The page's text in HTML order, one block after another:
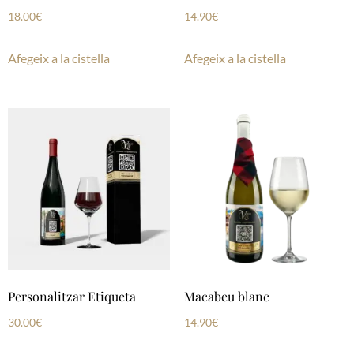
18.00€
Afegeix a la cistella
14.90€
Afegeix a la cistella
Personalitzar Etiqueta
30.00€
Macabeu blanc
14.90€